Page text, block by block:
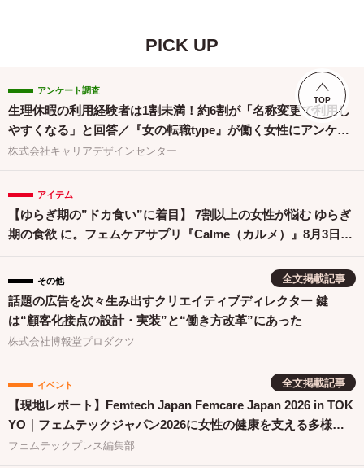
PICK UP
アンケート調査
生理休暇の利用経験者は1割未満！約6割が「名称変更で利用し
やすくなる」と回答／『女の転職type』が働く女性にアンケー
ト【第134回】
株式会社キャリアデザインセンター
アイテム
【ゆらぎ期の”ドカ食い”に着目】 7割以上の女性が悩む ゆらぎ
期の食欲 に。フェムケアサプリ『Calme（カルメ）』8月3日新
全文掲載記事
その他
話題の広告を次々生み出すクリエイティブディレクター 鍵
は“顧客化接点の設計・実装”と“働き方改革”にあった
株式会社博報堂プロダクツ
全文掲載記事
イベント
【現地レポート】Femtech Japan Femcare Japan 2026 in TOK
YO｜フェムテックジャパン2026に女性の健康を支える多様な
取り組みが集結
フェムテックプレス編集部
TOP